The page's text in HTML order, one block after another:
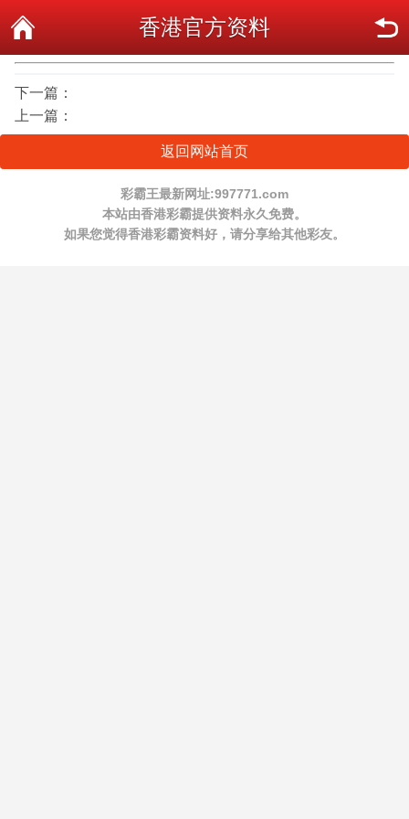
香港官方资料
下一篇：
上一篇：
返回网站首页
彩霸王最新网址:997771.com
本站由香港彩霸提供资料永久免费。
如果您觉得香港彩霸资料好，请分享给其他彩友。